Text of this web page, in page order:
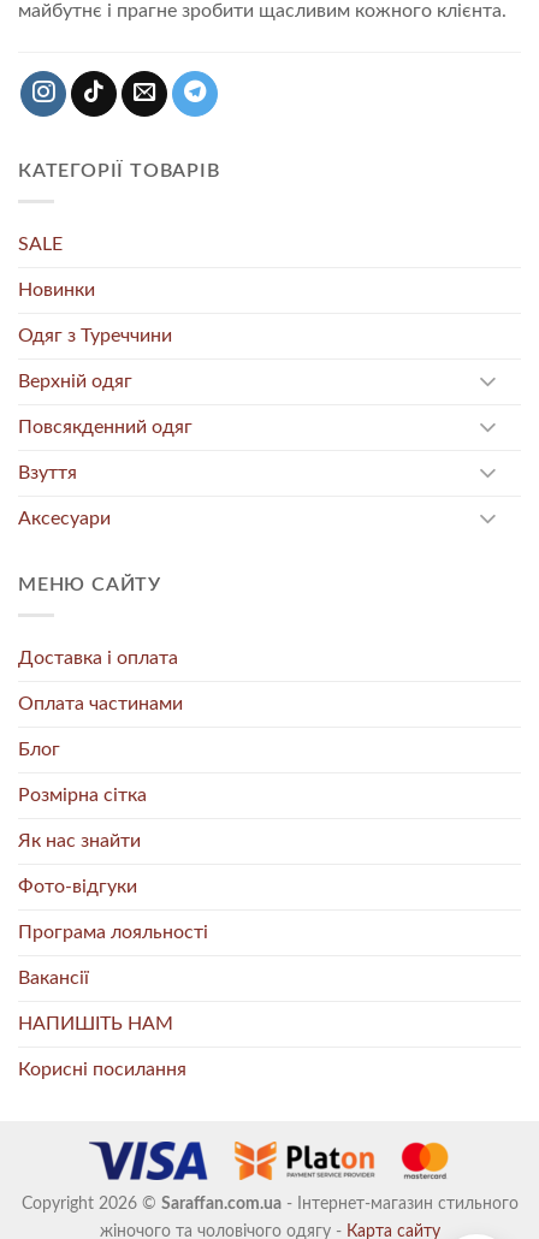
майбутнє і прагне зробити щасливим кожного клієнта.
КАТЕГОРІЇ ТОВАРІВ
SALE
Новинки
Одяг з Туреччини
Верхній одяг
Повсякденний одяг
Взуття
Аксесуари
МЕНЮ САЙТУ
Доставка і оплата
Оплата частинами
Блог
Розмірна сітка
Як нас знайти
Фото-відгуки
Програма лояльності
Вакансії
НАПИШІТЬ НАМ
Корисні посилання
Copyright 2026 © Saraffan.com.ua- Інтернет-магазин стильного
жіночого та чоловічого одягу - Карта сайту